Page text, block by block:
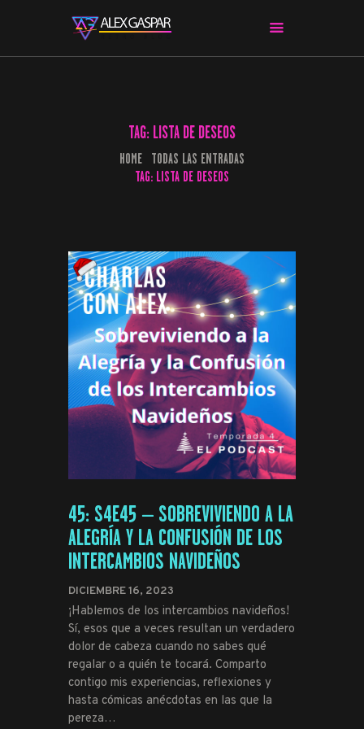
TAG: LISTA DE DESEOS
HOME TODAS LAS ENTRADAS
TAG: LISTA DE DESEOS
APPS & HERRAMIENTAS
CIBERSEGURIDAD
45: S4E45 – SOBREVIVIENDO A LA
ALEGRÍA Y LA CONFUSIÓN DE LOS
INTERCAMBIOS NAVIDEÑOS
DICIEMBRE 16, 2023
¡Hablemos de los intercambios navideños!
Sí, esos que a veces resultan un verdadero
dolor de cabeza cuando no sabes qué
regalar o a quién te tocará. Comparto
contigo mis experiencias, reflexiones y
hasta cómicas anécdotas en las que la
pereza…